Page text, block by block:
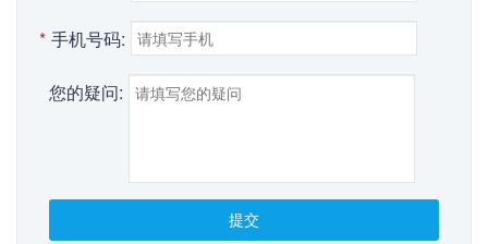
* 手机号码:
您的疑问:
提交